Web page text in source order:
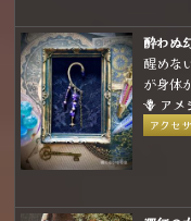
酔わぬ
醒めない
が身体から遠
🪻 アメジストのビーズを使用したイヤーフックです。
パープ
アクセ